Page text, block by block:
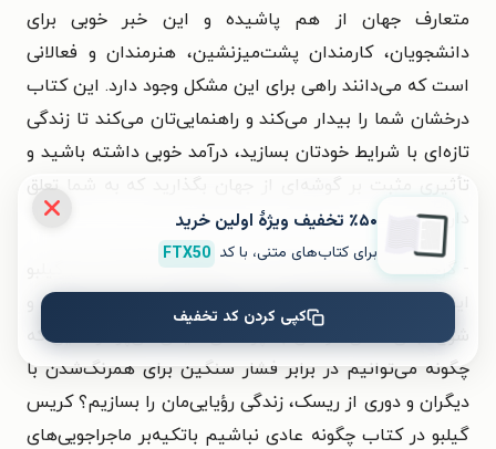
متعارف جهان از هم پاشیده و این خبر خوبی برای
دانشجویان، کارمندان پشت‌میزنشین، هنرمندان و فعالانی
است که می‌دانند راهی برای این مشکل وجود دارد. این کتاب
درخشان شما را بیدار می‌کند و راهنمایی‌تان می‌کند تا زندگی
تازه‌ای با شرایط خودتان بسازید، درآمد خوبی داشته باشید و
تأثیری مثبت بر گوشه‌ای از جهان بگذارید که به شما تعلق
دارد.
- گرچن روبین (نویسنده‌ی کتاب پروژه‌ی شادی): کریس گیلبو
ایندیانا جونزِ متخصصان مسیر شغلی است. او با بینش و
شوخ‌طبعی خاص خودش به پرسشی حیاتی می‌پردازد؛ این که
چگونه می‌توانیم در برابر فشار سنگین برای همرنگ‌شدن با
دیگران و دوری از ریسک، زندگی رؤیایی‌مان را بسازیم؟ کریس
گیلبو در کتاب چگونه عادی نباشیم باتکیه‌بر ماجراجویی‌های
٪۵۰ تخفیف ویژۀ اولین خرید
برای کتاب‌های متنی، با کد FTX50
کپی کردن کد تخفیف